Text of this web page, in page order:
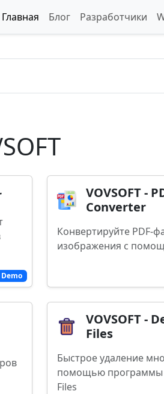
Главная Блог Разработчики
Demo
VOVSOFT -
Converter
Конвертируйте PDF-
изображения с
VOVSOFT -
Files
Быстрое удаление
помощью программы
Files